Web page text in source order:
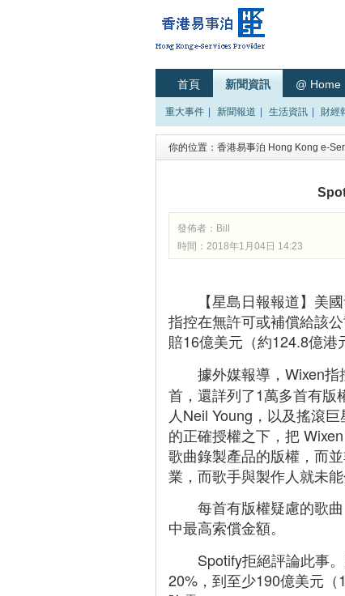
首頁 新聞資訊 @ Home
重大事件 新聞報道 生活資訊 財經
你的位置： 香港易事泊 Hong Kong e-
發佈者： Bill
時間：2018年1月04日 14:23
【星島日報報道】美
指控在無許可或補償給該
賠16億美元（約124.8億港
據外媒報導，Wixen
首，還詳列了1萬多首有版
人Neil Young，以及搖滾
的正確授權之下，把
歌曲錄製產品的版權，而
業，而歌手與製作人就未能
每首有版權疑慮的歌
中最高索償金額。
Spotify拒絕評論此事
20%，到至少190億美元